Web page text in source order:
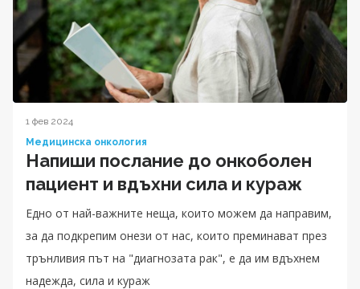
1 фев 2024
Медицинска онкология
Напиши послание до онкоболен
пациент и вдъхни сила и кураж
Едно от най-важните неща, които можем да направим,
за да подкрепим онези от нас, които преминават през
трънливия път на "диагнозата рак", е да им вдъхнем
надежда, сила и кураж